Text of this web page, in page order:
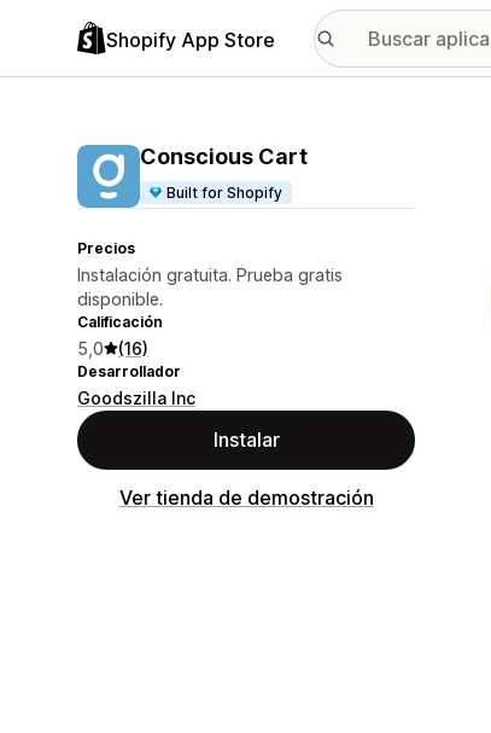
Shopify App Store
Conscious Cart
Built for Shopify
Precios
Instalación gratuita. Prueba gratis
disponible.
Calificación
5,0 (16)
Desarrollador
Goodszilla Inc
Instalar
Ver tienda de demostración